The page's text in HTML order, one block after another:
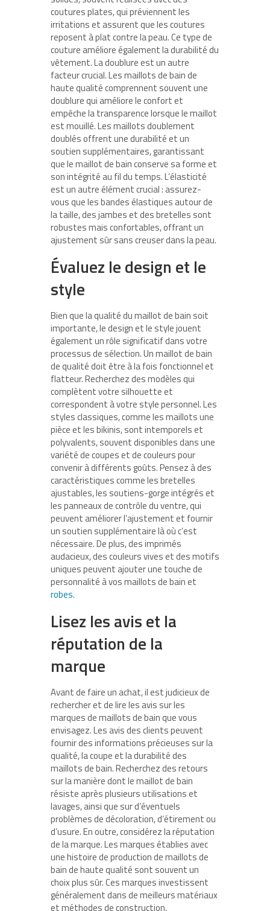
coutures plates, qui préviennent les
irritations et assurent que les coutures
reposent à plat contre la peau. Ce type de
couture améliore également la durabilité du
vêtement. La doublure est un autre
facteur crucial. Les maillots de bain de
haute qualité comprennent souvent une
doublure qui améliore le confort et
empêche la transparence lorsque le maillot
est mouillé. Les maillots doublement
doublés offrent une durabilité et un
soutien supplémentaires, garantissant
que le maillot de bain conserve sa forme et
son intégrité au fil du temps. L’élasticité
est un autre élément crucial : assurez-
vous que les bandes élastiques autour de
la taille, des jambes et des bretelles sont
robustes mais confortables, offrant un
ajustement sûr sans creuser dans la peau.
Évaluez le design et le
style
Bien que la qualité du maillot de bain soit
importante, le design et le style jouent
également un rôle significatif dans votre
processus de sélection. Un maillot de bain
de qualité doit être à la fois fonctionnel et
flatteur. Recherchez des modèles qui
complètent votre silhouette et
correspondent à votre style personnel. Les
styles classiques, comme les maillots une
pièce et les bikinis, sont intemporels et
polyvalents, souvent disponibles dans une
variété de coupes et de couleurs pour
convenir à différents goûts. Pensez à des
caractéristiques comme les bretelles
ajustables, les soutiens-gorge intégrés et
les panneaux de contrôle du ventre, qui
peuvent améliorer l’ajustement et fournir
un soutien supplémentaire là où c’est
nécessaire. De plus, des imprimés
audacieux, des couleurs vives et des motifs
uniques peuvent ajouter une touche de
personnalité à vos maillots de bain et
robes.
Lisez les avis et la
réputation de la
marque
Avant de faire un achat, il est judicieux de
rechercher et de lire les avis sur les
marques de maillots de bain que vous
envisagez. Les avis des clients peuvent
fournir des informations précieuses sur la
qualité, la coupe et la durabilité des
maillots de bain. Recherchez des retours
sur la manière dont le maillot de bain
résiste après plusieurs utilisations et
lavages, ainsi que sur d’éventuels
problèmes de décoloration, d’étirement ou
d’usure. En outre, considérez la réputation
de la marque. Les marques établies avec
une histoire de production de maillots de
bain de haute qualité sont souvent un
choix plus sûr. Ces marques investissent
généralement dans de meilleurs matériaux
et méthodes de construction,